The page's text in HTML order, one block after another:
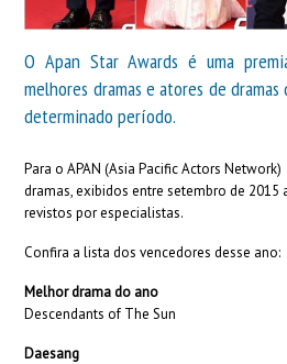
O Apan Star Awards é uma
melhores dramas e atores de
determinado período.
Para o APAN (Asia Pacific Actors
dramas, exibidos entre setembro de 2015
revistos por especialistas.
Confira a lista dos vencedores desse ano:
Melhor drama do ano
Descendants of The Sun
Daesang